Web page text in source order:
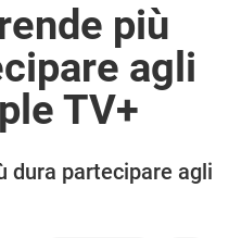
più
agli
TV+
dura partecipare agli